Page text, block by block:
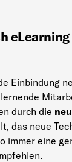
Einbindung
durch die
das neue
immer eine